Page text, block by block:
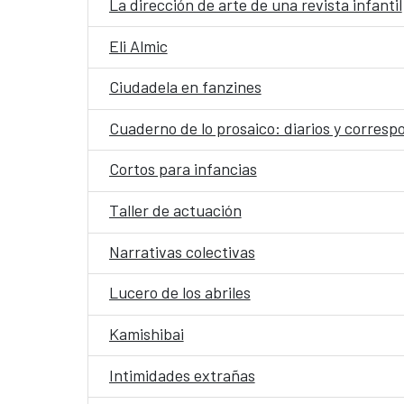
La dirección de arte de una revista infantil
Eli Almic
Ciudadela en fanzines
Cuaderno de lo prosaico: diarios y
Cortos para infancias
Taller de actuación
Narrativas colectivas
Lucero de los abriles
Kamishibai
Intimidades extrañas